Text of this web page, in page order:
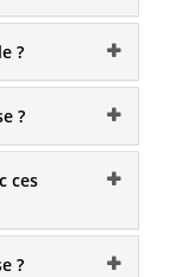
?
?
ces
?